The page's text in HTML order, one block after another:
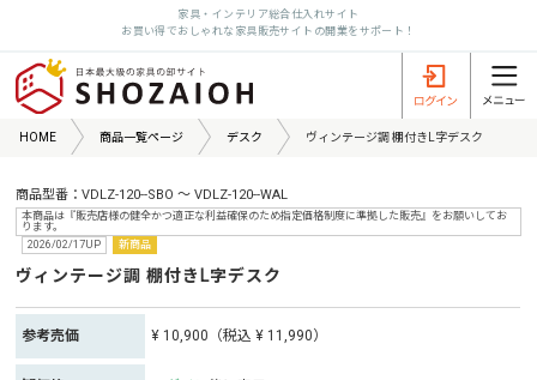
家具・インテリア総合仕入れサイト
お買い得でおしゃれな家具販売サイトの開業をサポート！
HOME 商品一覧ページ デスク ヴィンテージ調 棚付きL字デスク
商品型番：VDLZ-120--SBO ～ VDLZ-120--WAL
本商品は『販売店様の健全かつ適正な利益確保のため指定価格制度に準拠した販売』をお願いしてお
ります。
2026/02/17UP
新商品
ヴィンテージ調 棚付きL字デスク
参考売価 ¥ 10,900（税込 ¥ 11,990）